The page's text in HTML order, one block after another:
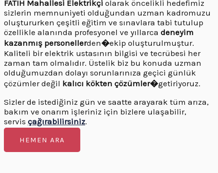
FATIH Mahallesi Elektrikçi olarak öncelikli hedefimiz
sizlerin memnuniyeti olduğundan uzman kadromuzu
oluştururken çeşitli eğitim ve sınavlara tabi tutulup
özellikle alanında profesyonel ve yıllarca deneyim
kazanmış personellerden�ekip oluşturulmuştur.
Kaliteli bir elektrik ustasının bilgisi ve tecrübesi her
zaman tam olmalıdır. Üstelik biz bu konuda uzman
olduğumuzdan dolayı sorunlarınıza geçici günlük
çözümler değil kalıcı kökten çözümler�getiriyoruz.
Sizler de istediğiniz gün ve saatte arayarak tüm arıza,
bakım ve onarım işleriniz için bizlere ulaşabilir,
servis çağırabilirsiniz.
HEMEN ARA